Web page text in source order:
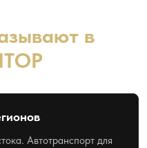
в
Автотранспорт для